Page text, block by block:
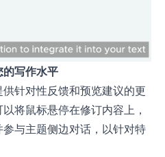
写作水平
针对性反馈和预览建议的更
将鼠标悬停在修订内容上，
与主题侧边对话，以针对特